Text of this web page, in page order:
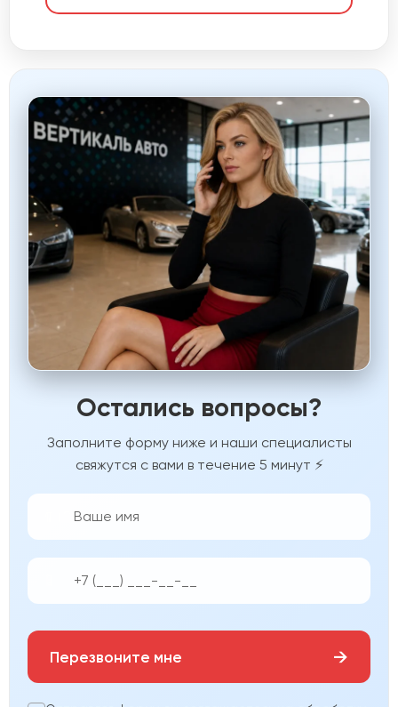
Остались вопросы?
Заполните форму ниже и наши специалисты
свяжутся с вами в течение 5 минут ⚡
Перезвоните мне →